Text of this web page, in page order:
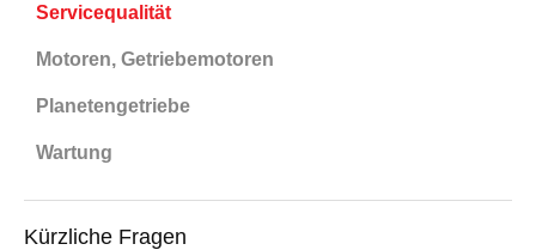
Servicequalität
Motoren, Getriebemotoren
Planetengetriebe
Wartung
Kürzliche Fragen